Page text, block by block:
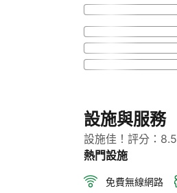
設施與服務
設施佳！評分：8.5
熱門設施
免費無線網路